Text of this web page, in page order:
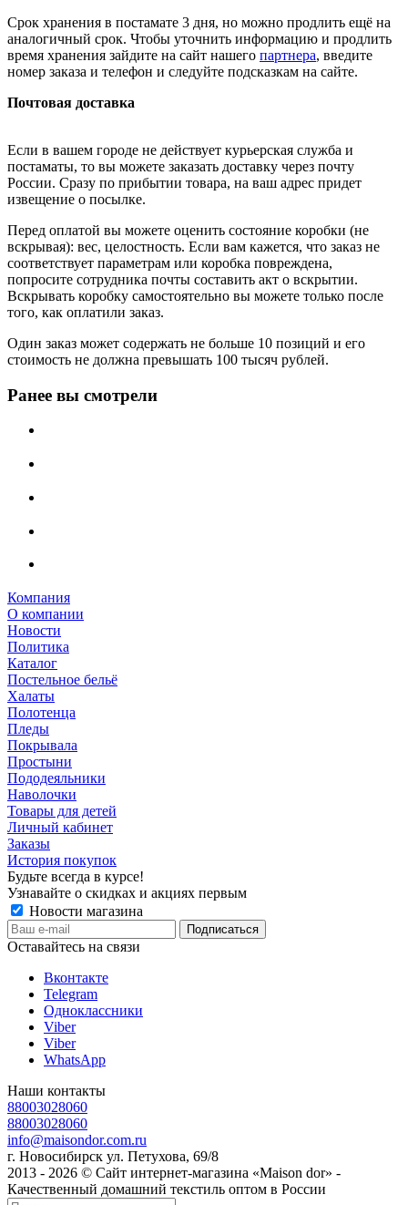
Срок хранения в постамате 3 дня, но можно продлить ещё на
аналогичный срок. Чтобы уточнить информацию и продлить
время хранения зайдите на сайт нашего партнера, введите
номер заказа и телефон и следуйте подсказкам на сайте.
Почтовая доставка
Если в вашем городе не действует курьерская служба и
постаматы, то вы можете заказать доставку через почту
России. Сразу по прибытии товара, на ваш адрес придет
извещение о посылке.
Перед оплатой вы можете оценить состояние коробки (не
вскрывая): вес, целостность. Если вам кажется, что заказ не
соответствует параметрам или коробка повреждена,
попросите сотрудника почты составить акт о вскрытии.
Вскрывать коробку самостоятельно вы можете только после
того, как оплатили заказ.
Один заказ может содержать не больше 10 позиций и его
стоимость не должна превышать 100 тысяч рублей.
Ранее вы смотрели
Компания
О компании
Новости
Политика
Каталог
Постельное бельё
Халаты
Полотенца
Пледы
Покрывала
Простыни
Пододеяльники
Наволочки
Товары для детей
Личный кабинет
Заказы
История покупок
Будьте всегда в курсе!
Узнавайте о скидках и акциях первым
Новости магазина
Оставайтесь на связи
Вконтакте
Telegram
Одноклассники
Viber
Viber
WhatsApp
Наши контакты
88003028060
88003028060
info@maisondor.com.ru
г. Новосибирск ул. Петухова, 69/8
2013 - 2026 © Сайт интернет-магазина «Maison dor» -
Качественный домашний текстиль оптом в России